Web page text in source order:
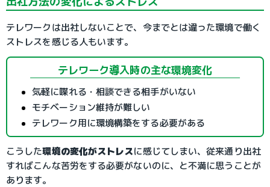
テレワークは出社しないことで、今までとは違った環境で働く
ストレスを感じる人もいます。
テレワーク導入時の主な環境変化
気軽に喋れる・相談できる相手がいない
モチベーション維持が難しい
テレワーク用に環境構築をする必要がある
こうした環境の変化がストレスに感じてしまい、従来通り出社
すればこんな苦労をする必要がないのに、と不満に思うことが
あります。